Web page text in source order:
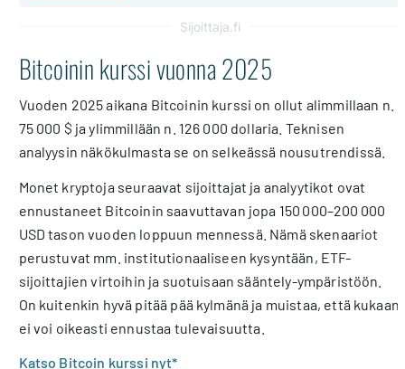
Sijoittaja.fi
Bitcoinin kurssi vuonna 2025
Vuoden 2025 aikana Bitcoinin kurssi on ollut alimmillaan n.
75 000 $ ja ylimmillään n. 126 000 dollaria. Teknisen
analyysin näkökulmasta se on selkeässä nousutrendissä.
Monet kryptoja seuraavat sijoittajat ja analyytikot ovat
ennustaneet Bitcoinin saavuttavan jopa 150 000–200 000
USD tason vuoden loppuun mennessä. Nämä skenaariot
perustuvat mm. institutionaaliseen kysyntään, ETF-
sijoittajien virtoihin ja suotuisaan sääntely-ympäristöön.
On kuitenkin hyvä pitää pää kylmänä ja muistaa, että kukaan
ei voi oikeasti ennustaa tulevaisuutta.
Katso Bitcoin kurssi nyt*